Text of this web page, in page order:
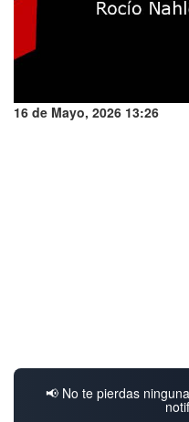
16 de Mayo, 2026 13:26
📢 No te pierdas